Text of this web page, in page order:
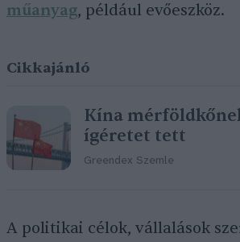
műanyag, például evőeszköz.
Cikkajánló
Kína
ígéretet tett
Greendex Szemle
A politikai célok, vállalások